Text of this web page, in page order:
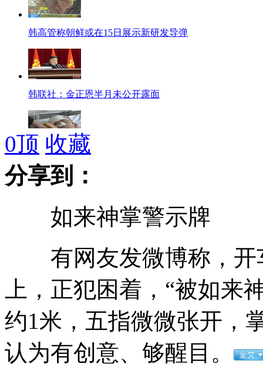
韩高管称朝鲜或在15日展示新研发导弹
韩联社：金正恩半月未公开露面
广东：夫妻二人被砍 丈夫惨遭割鼻
少女团蕾丝短裙长靴秀热舞
河南人感染H7N9发病地启动信息日报告制度
0顶 收藏
分享到：
如来神掌警示牌
有网友发微博称，开
上，正犯困着，“被如来
约1米，五指微微张开，
认为有创意、够醒目。